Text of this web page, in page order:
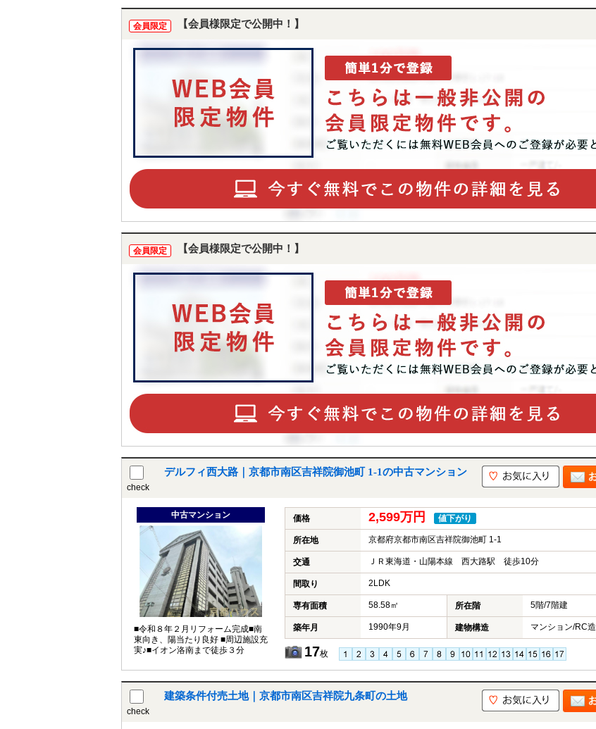
会員限定 【会員様限定で公開中！】
会員限定 【会員様限定で公開中！】
check
デルフィ西大路｜京都市南区吉祥院御池町 1-1の中古マンション
中古マンション
■令和８年２月リフォーム完成■南
東向き、陽当たり良好 ■周辺施設充
実♪■イオン洛南まで徒歩３分
価格 2,599万円 値下がり
所在地 京都府京都市南区吉祥院御池町 1-1
交通 ＪＲ東海道・山陽本線 西大路駅 徒歩10分
間取り 2LDK
専有面積 58.58㎡ 所在階 5階/7階建
築年月 1990年9月 建物構造 マンション/RC造
17枚
check
建築条件付売土地｜京都市南区吉祥院九条町の土地